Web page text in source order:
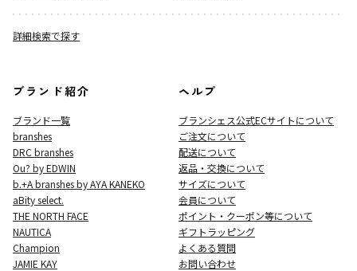
詳細検索で探す
ブランド紹介
ブランド一覧
branshes
DRC branshes
Ou? by EDWIN
b.+A branshes by AYA KANEKO
aBity select.
THE NORTH FACE
NAUTICA
Champion
JAMIE KAY
ヘルプ
ブランシェス公式ECサイトについて
ご注文について
配送について
返品・交換について
サイズについて
会員について
ポイント・クーポン等について
ギフトラッピング
よくある質問
お問い合わせ